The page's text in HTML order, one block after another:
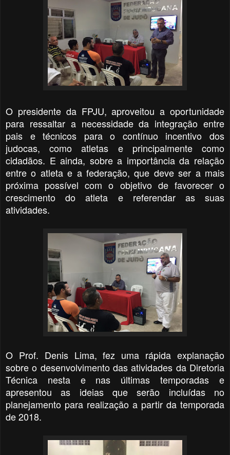
O presidente da FPJU, aproveitou a oportunidade
para ressaltar a necessidade da integração entre
pais e técnicos para o contínuo incentivo dos
judocas, como atletas e principalmente como
cidadãos. E ainda, sobre a importância da relação
entre o atleta e a federação, que deve ser a mais
próxima possível com o objetivo de favorecer o
crescimento do atleta e referendar as suas
atividades.
O Prof. Denis Lima, fez uma rápida explanação
sobre o desenvolvimento das atividades da Diretoria
Técnica nesta e nas últimas temporadas e
apresentou as ideias que serão incluídas no
planejamento para realização a partir da temporada
de 2018.